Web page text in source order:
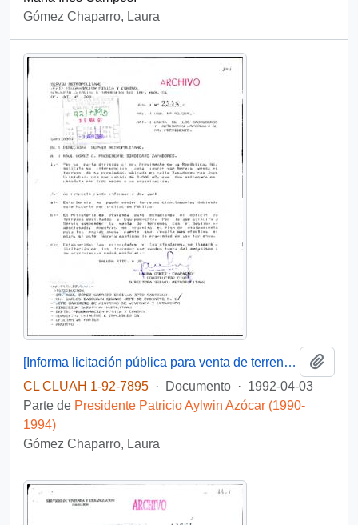
Gómez Chaparro, Laura
[Informa licitación pública para venta de terreno por medio de SERVIU]
CL CLUAH 1-92-7895 · Documento · 1992-04-03
Parte de Presidente Patricio Aylwin Azócar (1990-
1994)
Gómez Chaparro, Laura